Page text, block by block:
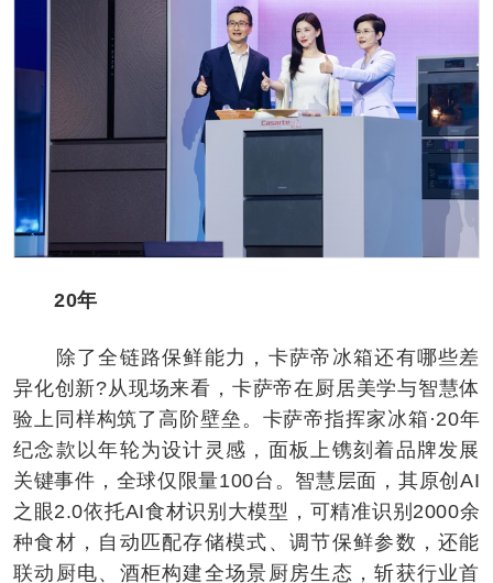
20年
除了全链路保鲜能力，卡萨帝冰箱还有哪些差
异化创新?从现场来看，卡萨帝在厨居美学与智慧体
验上同样构筑了高阶壁垒。卡萨帝指挥家冰箱·20年
纪念款以年轮为设计灵感，面板上镌刻着品牌发展
关键事件，全球仅限量100台。智慧层面，其原创AI
之眼2.0依托AI食材识别大模型，可精准识别2000余
种食材，自动匹配存储模式、调节保鲜参数，还能
联动厨电、酒柜构建全场景厨房生态，斩获行业首